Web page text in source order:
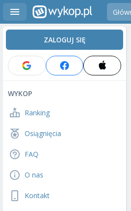
ZALOGUJ SIĘ
WYKOP
Ranking
Osiągnięcia
FAQ
O nas
Kontakt